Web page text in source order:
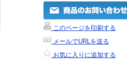
このページを印刷する
メールでURLを送る
お気に入りに追加する